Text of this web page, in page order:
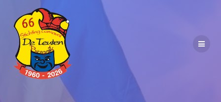
de
inhoud